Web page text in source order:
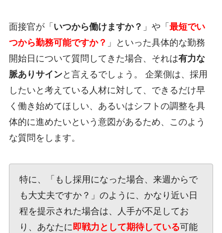
面接官が「 いつから働けますか？ 」や「 最短でい
つから勤務可能ですか？ 」といった具体的な勤務
開始日について質問してきた場合、それは有力な
脈ありサインと言えるでしょう。 企業側は、採用
したいと考えている人材に対して、できるだけ早
く働き始めてほしい、あるいはシフトの調整を具
体的に進めたいという意図があるため、このよう
な質問をします。
特に、「もし採用になった場合、来週からで
も大丈夫ですか？」のように、かなり近い日
程を提示された場合は、人手が不足してお
り、あなたに即戦力として期待している可能